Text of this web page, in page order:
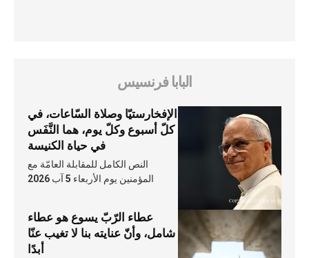
البابا فرنسيس
الإفخارستيّا وصلاة السّاعات، في
كلّ أسبوع وكلّ يوم، هما النَّفَس
في حياة الكنيسة
النص الكامل للمقابلة العامّة مع
المؤمنين يوم الأربعاء 5 آب 2026
عطاء الرّبّ يسوع هو عطاء
شامل، وأنّ عنايته بنا لا تغيب عنّا
أبدًا